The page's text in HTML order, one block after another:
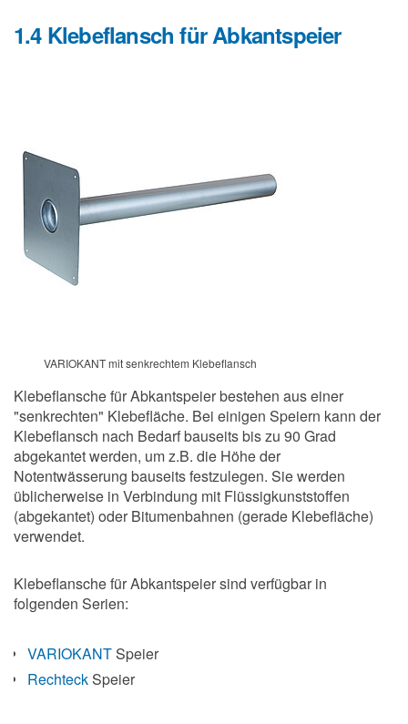
1.4 Klebeflansch für Abkantspeier
VARIOKANT mit senkrechtem Klebeflansch
Klebeflansche für Abkantspeier bestehen aus einer
"senkrechten" Klebefläche. Bei einigen Speiern kann der
Klebeflansch nach Bedarf bauseits bis zu 90 Grad
abgekantet werden, um z.B. die Höhe der
Notentwässerung bauseits festzulegen. Sie werden
üblicherweise in Verbindung mit Flüssigkunststoffen
(abgekantet) oder Bitumenbahnen (gerade Klebefläche)
verwendet.
Klebeflansche für Abkantspeier sind verfügbar in
folgenden Serien:
VARIOKANTSpeier
RechteckSpeier